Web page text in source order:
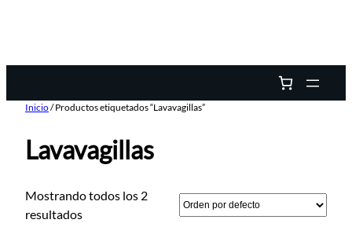
Inicio/ Productos etiquetados “Lavavagillas”
Lavavagillas
Mostrando todos los 2
resultados